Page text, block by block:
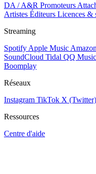
DA / A&R Promoteurs
Artistes Éditeurs Licences &
Streaming
Spotify Apple Music
SoundCloud Tidal QQ Music
Boomplay
Réseaux
Instagram TikTok X (Twitter)
Ressources
Centre d'aide